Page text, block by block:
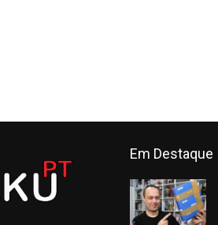
Em Destaque